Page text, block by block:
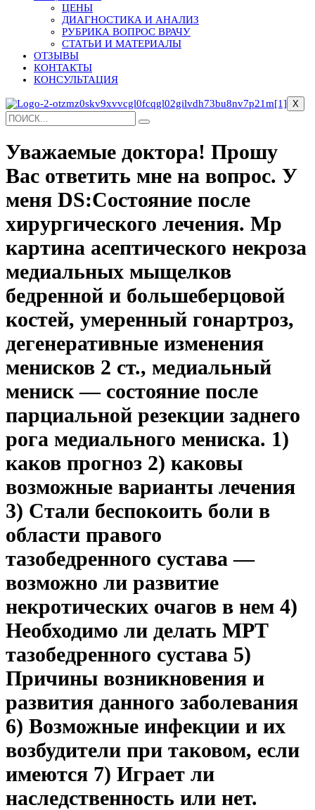
ЦЕНЫ
ДИАГНОСТИКА И АНАЛИЗ
РУБРИКА ВОПРОС ВРАЧУ
СТАТЬИ И МАТЕРИАЛЫ
ОТЗЫВЫ
КОНТАКТЫ
КОНСУЛЬТАЦИЯ
X
Уважаемые доктора! Прошу
Вас ответить мне на вопрос. У
меня DS:Состояние после
хирургического лечения. Мр
картина асептического некроза
медиальных мыщелков
бедренной и большеберцовой
костей, умеренный гонартроз,
дегенеративные изменения
менисков 2 ст., медиальный
мениск — состояние после
парциальной резекции заднего
рога медиального мениска. 1)
каков прогноз 2) каковы
возможные варианты лечения
3) Стали беспокоить боли в
области правого
тазобедренного сустава —
возможно ли развитие
некротических очагов в нем 4)
Необходимо ли делать МРТ
тазобедренного сустава 5)
Причины возникновения и
развития данного заболевания
6) Возможные инфекции и их
возбудители при таковом, если
имеются 7) Играет ли
наследственность или нет.